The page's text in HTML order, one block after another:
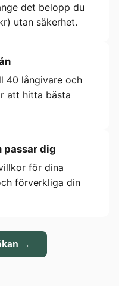
det belopp du
utan säkerhet.
40 långivare och
att hitta bästa
passar dig
för dina
förverkliga din
→